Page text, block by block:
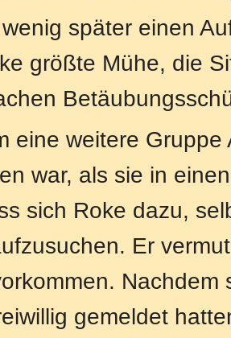
später einen
größte Mühe, die
eine weitere
war, als sie in
sich Roke dazu,
Er
gemeldet